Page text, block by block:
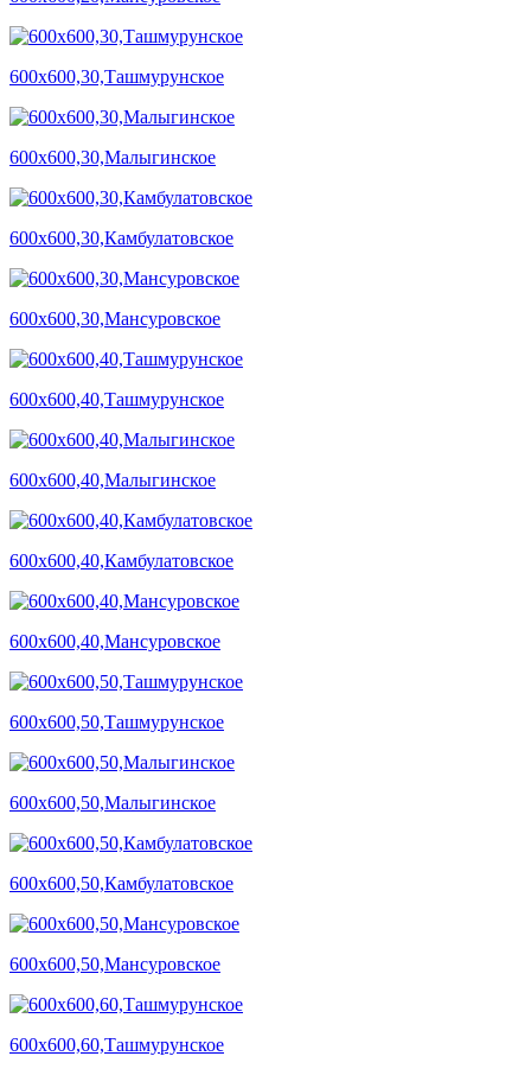
600х600,30,Ташмурунское
600х600,30,Малыгинское
600х600,30,Камбулатовское
600х600,30,Мансуровское
600х600,40,Ташмурунское
600х600,40,Малыгинское
600х600,40,Камбулатовское
600х600,40,Мансуровское
600х600,50,Ташмурунское
600х600,50,Малыгинское
600х600,50,Камбулатовское
600х600,50,Мансуровское
600х600,60,Ташмурунское